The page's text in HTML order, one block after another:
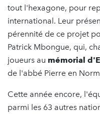
tout l'hexagone, pour
international. Leur
pérennité de ce projet
Patrick Mbongue, qui,
joueurs au mémorial
de l'abbé Pierre en
Cette année encore,
parmi les 63 autres